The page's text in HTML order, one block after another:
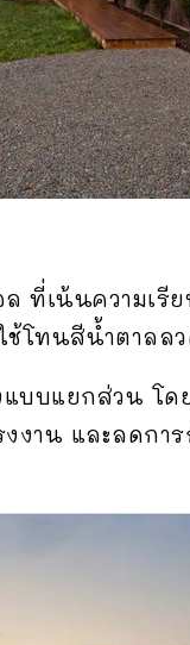
ที่เน้นความเ
โทนสีน้ำตาลล
บบแยกส่วน โ
งาน และลดกา